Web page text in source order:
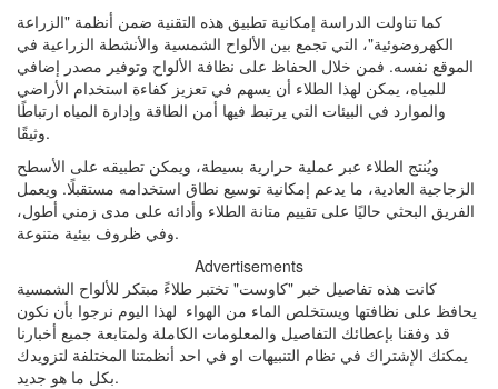
كما تناولت الدراسة إمكانية تطبيق هذه التقنية ضمن أنظمة "الزراعة
الكهروضوئية"، التي تجمع بين الألواح الشمسية والأنشطة الزراعية في
الموقع نفسه. فمن خلال الحفاظ على نظافة الألواح وتوفير مصدر إضافي
للمياه، يمكن لهذا الطلاء أن يسهم في تعزيز كفاءة استخدام الأراضي
والموارد في البيئات التي يرتبط فيها أمن الطاقة وإدارة المياه ارتباطًا
وثيقًا.
ويُنتج الطلاء عبر عملية حرارية بسيطة، ويمكن تطبيقه على الأسطح
الزجاجية العادية، ما يدعم إمكانية توسيع نطاق استخدامه مستقبلًا. ويعمل
الفريق البحثي حاليًا على تقييم متانة الطلاء وأدائه على مدى زمني أطول،
وفي ظروف بيئية متنوعة.
Advertisements
كانت هذه تفاصيل خبر "كاوست" تختبر طلاءً مبتكر للألواح الشمسية
يحافظ على نظافتها ويستخلص الماء من الهواء لهذا اليوم نرجوا بأن نكون
قد وفقنا بإعطائك التفاصيل والمعلومات الكاملة ولمتابعة جميع أخبارنا
يمكنك الإشتراك في نظام التنبيهات او في احد أنظمتنا المختلفة لتزويدك
بكل ما هو جديد.